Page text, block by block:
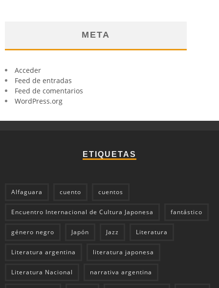
META
Acceder
Feed de entradas
Feed de comentarios
WordPress.org
ETIQUETAS
Alfaguara cuento cuentos
Encuentro Internacional de Cultura Japonesa fantástico
género negro Japón Jazz Literatura
Literatura argentina literatura japonesa
Literatura Nacional narrativa argentina